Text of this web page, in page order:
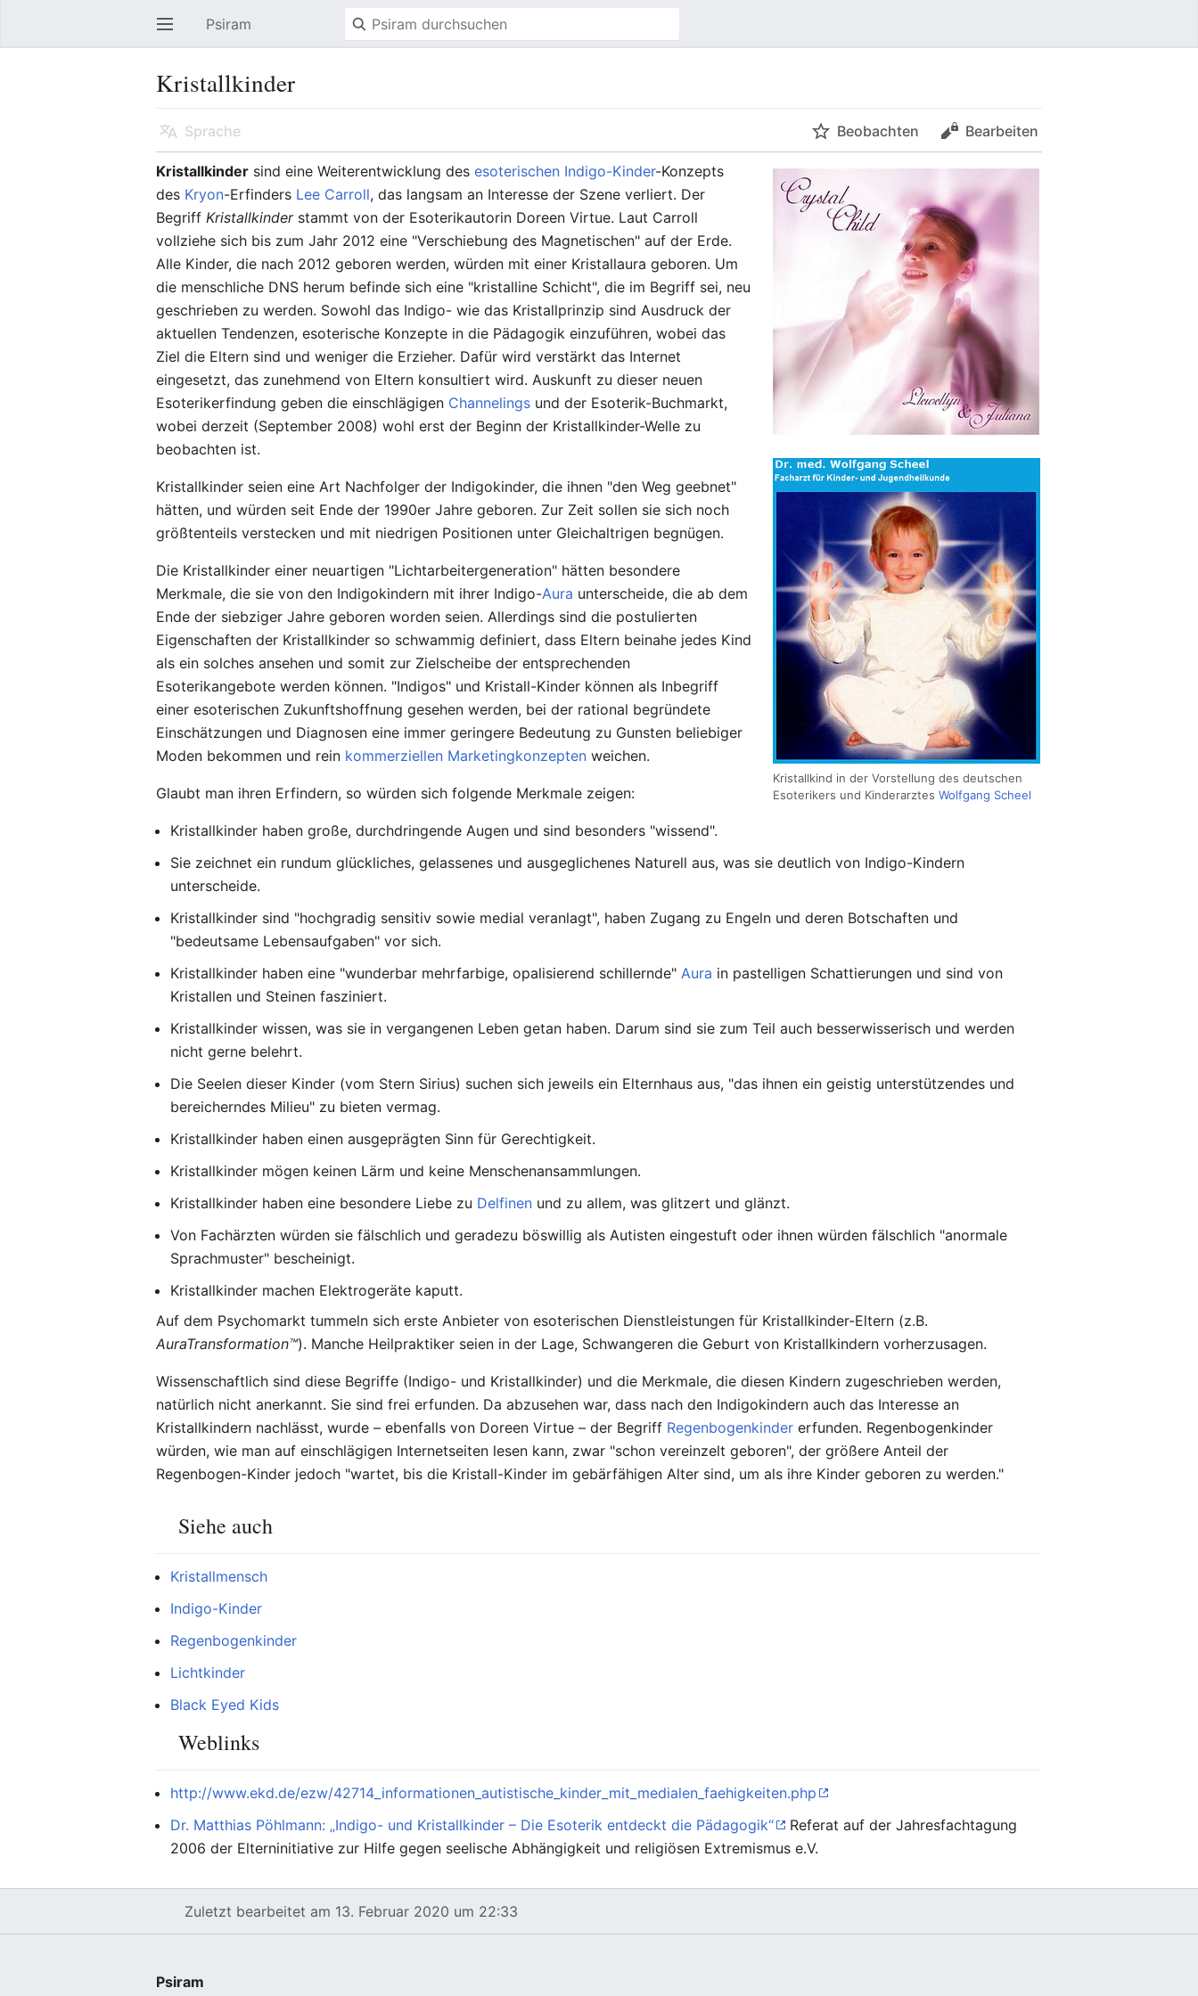
Hauptmenü öffnen Psiram
Kristallkinder
Sprache Beobachten Bearbeiten
Kristallkind in der Vorstellung des deutschen
Esoterikers und Kinderarztes Wolfgang Scheel
Kristallkinder sind eine Weiterentwicklung desesoterischen Indigo-Kinder-Konzepts
des Kryon-Erfinders Lee Carroll, das langsam an Interesse der Szene verliert. Der
BegriffKristallkinderstammt von der Esoterikautorin Doreen Virtue. Laut Carroll
vollziehe sich bis zum Jahr 2012 eine "Verschiebung des Magnetischen" auf der Erde.
Alle Kinder, die nach 2012 geboren werden, würden mit einer Kristallaura geboren. Um
die menschliche DNS herum befinde sich eine "kristalline Schicht", die im Begriff sei, neu
geschrieben zu werden. Sowohl das Indigo- wie das Kristallprinzip sind Ausdruck der
aktuellen Tendenzen, esoterische Konzepte in die Pädagogik einzuführen, wobei das
Ziel die Eltern sind und weniger die Erzieher. Dafür wird verstärkt das Internet
eingesetzt, das zunehmend von Eltern konsultiert wird. Auskunft zu dieser neuen
Esoterikerfindung geben die einschlägigen Channelings und der Esoterik-Buchmarkt,
wobei derzeit (September 2008) wohl erst der Beginn der Kristallkinder-Welle zu
beobachten ist.
Kristallkinder seien eine Art Nachfolger der Indigokinder, die ihnen "den Weg geebnet"
hätten, und würden seit Ende der 1990er Jahre geboren. Zur Zeit sollen sie sich noch
größtenteils verstecken und mit niedrigen Positionen unter Gleichaltrigen begnügen.
Die Kristallkinder einer neuartigen "Lichtarbeitergeneration" hätten besondere
Merkmale, die sie von den Indigokindern mit ihrer Indigo-Aura unterscheide, die ab dem
Ende der siebziger Jahre geboren worden seien. Allerdings sind die postulierten
Eigenschaften der Kristallkinder so schwammig definiert, dass Eltern beinahe jedes Kind
als ein solches ansehen und somit zur Zielscheibe der entsprechenden
Esoterikangebote werden können. "Indigos" und Kristall-Kinder können als Inbegriff
einer esoterischen Zukunftshoffnung gesehen werden, bei der rational begründete
Einschätzungen und Diagnosen eine immer geringere Bedeutung zu Gunsten beliebiger
Moden bekommen und rein kommerziellen Marketingkonzepten weichen.
Glaubt man ihren Erfindern, so würden sich folgende Merkmale zeigen:
Kristallkinder haben große, durchdringende Augen und sind besonders "wissend".
Sie zeichnet ein rundum glückliches, gelassenes und ausgeglichenes Naturell aus, was sie deutlich von Indigo-Kindern
unterscheide.
Kristallkinder sind "hochgradig sensitiv sowie medial veranlagt", haben Zugang zu Engeln und deren Botschaften und
"bedeutsame Lebensaufgaben" vor sich.
Kristallkinder haben eine "wunderbar mehrfarbige, opalisierend schillernde"Aura in pastelligen Schattierungen und sind von
Kristallen und Steinen fasziniert.
Kristallkinder wissen, was sie in vergangenen Leben getan haben. Darum sind sie zum Teil auch besserwisserisch und werden
nicht gerne belehrt.
Die Seelen dieser Kinder (vom Stern Sirius) suchen sich jeweils ein Elternhaus aus, "das ihnen ein geistig unterstützendes und
bereicherndes Milieu" zu bieten vermag.
Kristallkinder haben einen ausgeprägten Sinn für Gerechtigkeit.
Kristallkinder mögen keinen Lärm und keine Menschenansammlungen.
Kristallkinder haben eine besondere Liebe zu Delfinen und zu allem, was glitzert und glänzt.
Von Fachärzten würden sie fälschlich und geradezu böswillig als Autisten eingestuft oder ihnen würden fälschlich "anormale
Sprachmuster" bescheinigt.
Kristallkinder machen Elektrogeräte kaputt.
Auf dem Psychomarkt tummeln sich erste Anbieter von esoterischen Dienstleistungen für Kristallkinder-Eltern (z.B.
AuraTransformation™). Manche Heilpraktiker seien in der Lage, Schwangeren die Geburt von Kristallkindern vorherzusagen.
Wissenschaftlich sind diese Begriffe (Indigo- und Kristallkinder) und die Merkmale, die diesen Kindern zugeschrieben werden,
natürlich nicht anerkannt. Sie sind frei erfunden. Da abzusehen war, dass nach den Indigokindern auch das Interesse an
Kristallkindern nachlässt, wurde – ebenfalls von Doreen Virtue – der Begriff Regenbogenkinder erfunden. Regenbogenkinder
würden, wie man auf einschlägigen Internetseiten lesen kann, zwar "schon vereinzelt geboren", der größere Anteil der
Regenbogen-Kinder jedoch "wartet, bis die Kristall-Kinder im gebärfähigen Alter sind, um als ihre Kinder geboren zu werden."
Siehe auch
Kristallmensch
Indigo-Kinder
Regenbogenkinder
Lichtkinder
Black Eyed Kids
Weblinks
http://www.ekd.de/ezw/42714_informationen_autistische_kinder_mit_medialen_faehigkeiten.php
Dr. Matthias Pöhlmann: „Indigo- und Kristallkinder – Die Esoterik entdeckt die Pädagogik“
Referat auf der Jahresfachtagung
2006 der Elterninitiative zur Hilfe gegen seelische Abhängigkeit und religiösen Extremismus e.V.
Zuletzt bearbeitet am 13. Februar 2020 um 22:33
Psiram